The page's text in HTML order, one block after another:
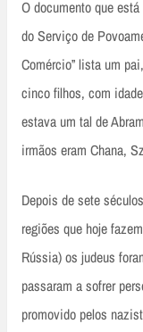
O documento que
do Serviço de
Comércio” lista um
cinco filhos, com
estava um tal de
irmãos eram Chana,
Depois de sete
regiões que hoje
Rússia) os judeus
passaram a sofrer
promovido pelos